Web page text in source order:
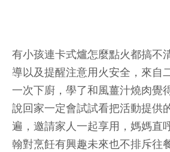
有小孩連卡式爐怎麼點火都搞不
導以及提醒注意用火安全，來自
一次下廚，學了和風薑汁燒肉覺
說回家一定會試試看把活動提供
遍，邀請家人一起享用，媽媽直
翰對烹飪有興趣未來也不排斥往